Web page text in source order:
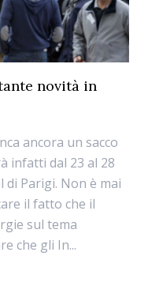
novità in
ancora un sacco
infatti dal 23 al 28
Parigi. Non è mai
il fatto che il
sul tema
che gli In...